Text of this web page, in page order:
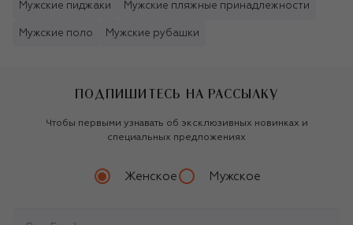
Мужские пиджаки Мужские пляжные принадлежности
Мужские поло Мужские рубашки
ПОДПИШИТЕСЬ НА РАССЫЛКУ
Чтобы первыми узнавать об эксклюзивных новинках и
специальных предложениях
Женское Мужское